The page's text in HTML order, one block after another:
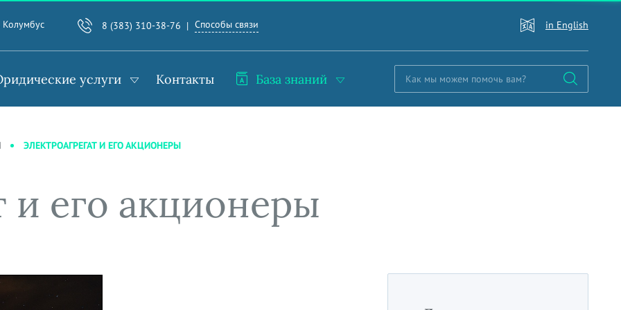
Колумбус 8 (383) 310-38-76 Способы связи in English
услуги Контакты База знаний
ЭЛЕКТРОАГРЕГАТ И ЕГО АКЦИОНЕРЫ
и его акционеры